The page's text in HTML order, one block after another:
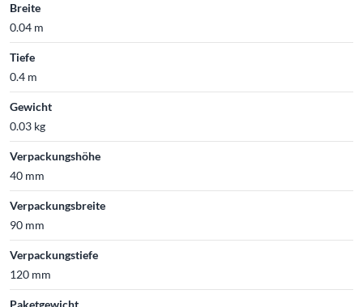
Breite
0.04 m
Tiefe
0.4 m
Gewicht
0.03 kg
Verpackungshöhe
40 mm
Verpackungsbreite
90 mm
Verpackungstiefe
120 mm
Paketgewicht